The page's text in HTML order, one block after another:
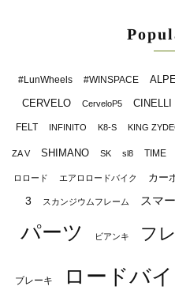
#LunWheels #WINSPACE
CERVELO CerveloP5 CINELLI
FELT INFINITO K8-S KING
ZA V SHIMANO SK sl8 TIME
ロロード エアロロードバイク カー
3
スカンジウムフレーム スマ
パーツ ビアンキ フ
ブレーキ ロードバ